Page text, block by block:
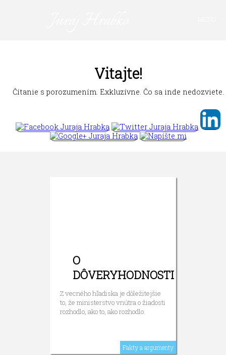
VIDEO
O MNE
Vitajte!
Čítanie s porozumením. Exkluzívne. Čo sa inde nedozviete.
O
DÔVERYHODNOSTI
Z vecného hľadiska je dôležitejšie
to, že ministerstvo vnútra o žiadosti
rozhodlo, ako to, ako rozhodlo.
Fakty a argumenty